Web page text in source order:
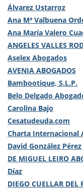
Álvarez Ustarroz
Ana Mª Valbuena
Ana María Valero
ANGELES VALLES
Aselex Abogados
AVENIA ABOGADOS
Bambootique, S.L.P.
Belo Delgado
Carolina Bajo
Cesatudeuda.com
Charta Internacional
David González Pérez
DE MIGUEL LEIRO
Díaz
DIEGO CUELLAR DEL